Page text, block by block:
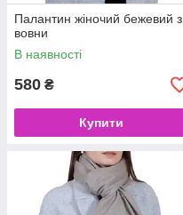
Палантин жіночий бежевий з
вовни
В наявності
580 ₴
Купити